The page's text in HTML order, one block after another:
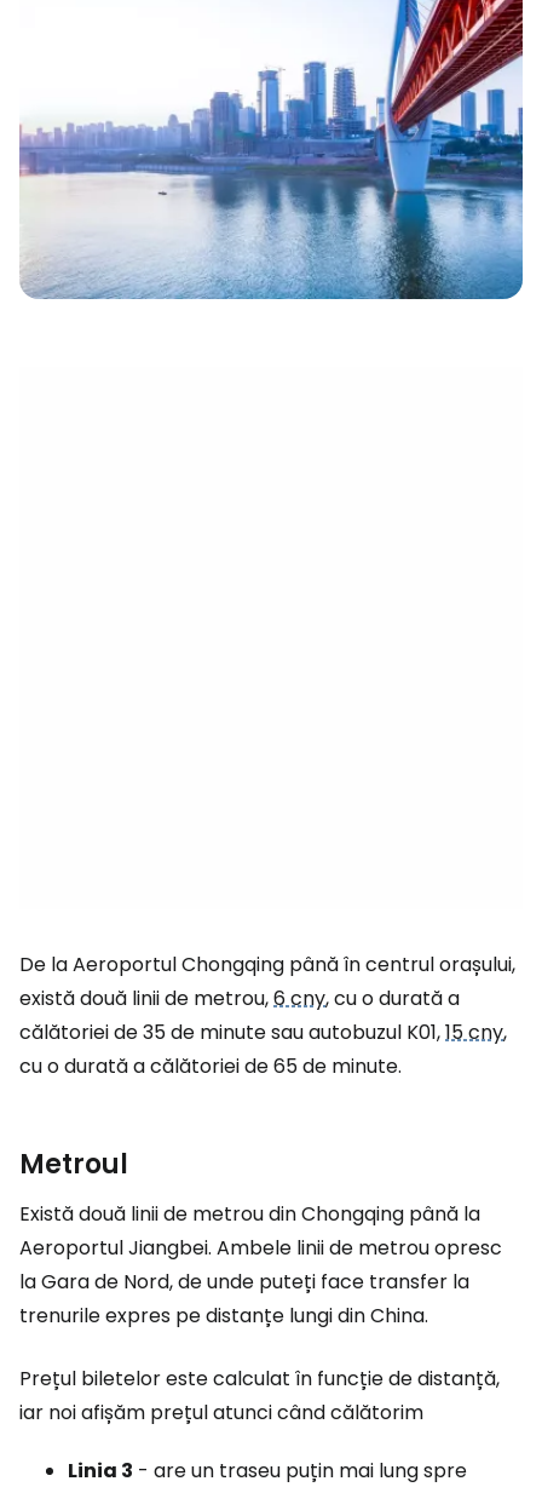
De la Aeroportul Chongqing până în centrul orașului,
există două linii de metrou,6 cny, cu o durată a
călătoriei de 35 de minute sau autobuzul K01,15 cny,
cu o durată a călătoriei de 65 de minute.
Metroul
Există două linii de metrou din Chongqing până la
Aeroportul Jiangbei. Ambele linii de metrou opresc
la Gara de Nord, de unde puteți face transfer la
trenurile expres pe distanțe lungi din China.
Prețul biletelor este calculat în funcție de distanță,
iar noi afișăm prețul atunci când călătorim
Linia 3 - are un traseu puțin mai lung spre